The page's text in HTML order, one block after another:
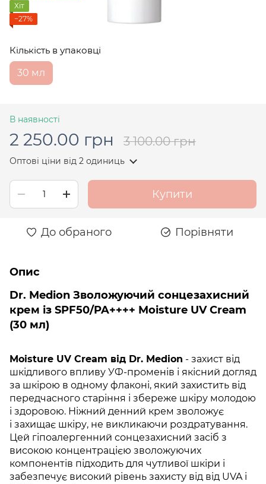
Хіт
−27%
Кількість в упаковці
30 мл
В наявності
2 250.00 грн 3 100.00 грн
Оптові ціни від 2 одиниць
Купити
До обраного Порівняти
Опис
Dr. Medion Зволожуючий сонцезахисний
крем із SPF50/PA++++ Moisture UV Cream
(30 мл)
Moisture UV Cream від Dr. Medion - захист від
шкідливого впливу УФ-променів і якісний догляд
за шкірою в одному флаконі, який захистить від
передчасного старіння і збереже шкіру молодою
і здоровою. Ніжний денний крем зволожує
і захищає шкіру, не викликаючи роздратування.
Цей гіпоалергенний сонцезахисний засіб з
високою концентрацією зволожуючих
компонентів підходить для чутливої ​​шкіри і
забезпечує високий рівень захисту від від UVA і